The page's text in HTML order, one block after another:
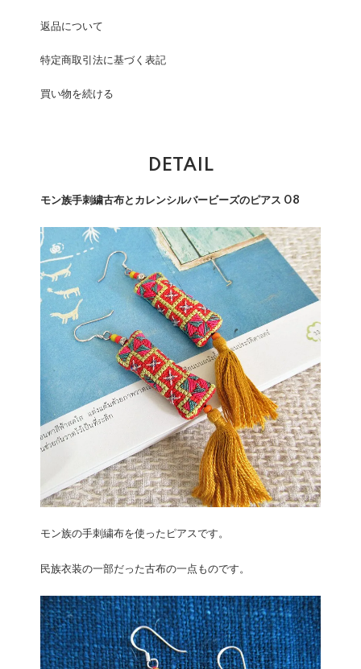
返品について
特定商取引法に基づく表記
買い物を続ける
DETAIL
モン族手刺繍古布とカレンシルバービーズのピアス 08
モン族の手刺繍布を使ったピアスです。
民族衣装の一部だった古布の一点ものです。